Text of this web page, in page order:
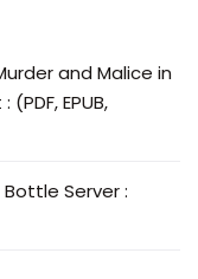
and Malice in
EPUB,
Server :